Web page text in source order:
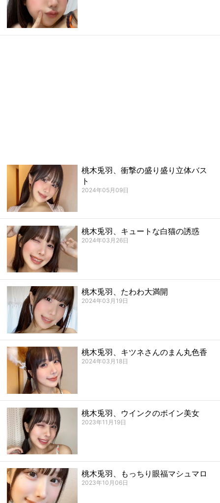
桃木兎羽、衝撃の盛り盛り立体バス
ト
2024年05月09日
桃木兎羽、キュートな白猫の誘惑
2024年03月26日
桃木兎羽、たわわ大満開
2024年03月19日
桃木兎羽、キツネさんのまん丸色香
2024年03月18日
桃木兎羽、ウインクのボイン美女
2023年11月19日
桃木兎羽、もっちり眼福マシュマロ
2023年10月06日